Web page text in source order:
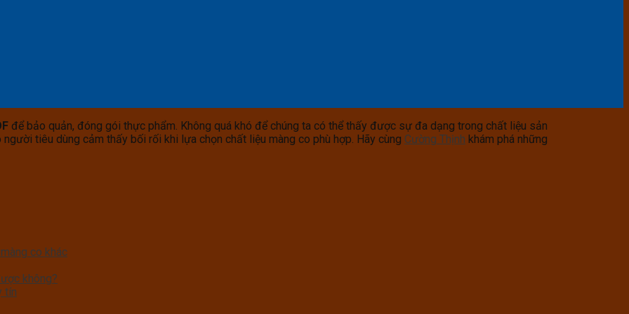
để bảo quản, đóng gói thực phẩm. Không quá khó để chúng ta có thể thấy được sự đa dạng trong chất liệu sản
tiêu dùng cảm thấy bối rối khi lựa chọn chất liệu màng co phù hợp. Hãy cùng Cường Thịnh khám phá những
co khác
không?
tín